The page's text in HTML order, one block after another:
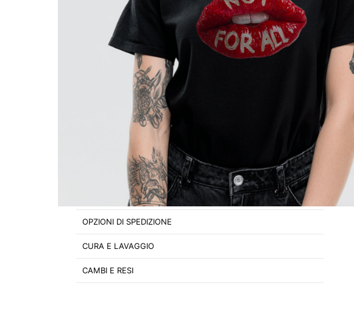
AGGIUNGI AL CARRELLO
Paga anche a rate
interessi 0%
DESCRIZIONE DEL PRODOTTO
T-shirt dal taglio unisex regolare. Il cotone organico di
alta qualità offre massimo comfort e durata nel tempo
COMPOSIZIONE
OPZIONI DI SPEDIZIONE
CURA E LAVAGGIO
CAMBI E RESI